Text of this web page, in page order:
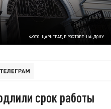
ФОТО: ЦАРЬГРАД В РОСТОВЕ-НА-ДОНУ
срок работы